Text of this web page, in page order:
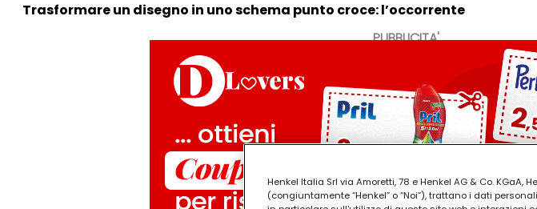
PUBBLICITA'
Trasformare un disegno in uno schema punto croce: l’occorrente
Henkel Italia Srl via Amoretti, 78 e Henkel AG & Co. KGaA,
(congiuntamente “Henkel” o “Noi”), trattano i dati